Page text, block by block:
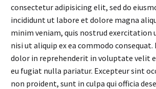
consectetur adipisicing elit, sed do
incididunt ut labore et dolore magna
minim veniam, quis nostrud exercitation
nisi ut aliquip ex ea commodo consequat.
dolor in reprehenderit in voluptate velit
eu fugiat nulla pariatur. Excepteur sint
non proident, sunt in culpa qui officia